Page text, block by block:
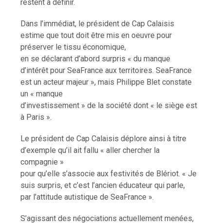
restent à définir.
Dans l’immédiat, le président de Cap Calaisis
estime que tout doit être mis en oeuvre pour
préserver le tissu économique,
en se déclarant d’abord surpris « du manque
d’intérêt pour SeaFrance aux territoires. SeaFrance
est un acteur majeur », mais Philippe Blet constate
un « manque
d’investissement » de la société dont « le siège est
à Paris ».
Le président de Cap Calaisis déplore ainsi à titre
d’exemple qu’il ait fallu « aller chercher la
compagnie »
pour qu’elle s’associe aux festivités de Blériot. « Je
suis surpris, et c’est l’ancien éducateur qui parle,
par l’attitude autistique de SeaFrance ».
S’agissant des négociations actuellement menées,